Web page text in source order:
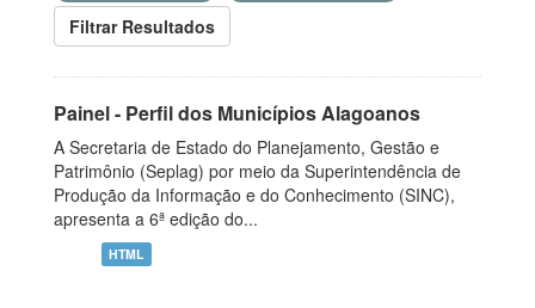
Filtrar Resultados
Painel - Perfil dos Municípios Alagoanos
A Secretaria de Estado do Planejamento, Gestão e
Patrimônio (Seplag) por meio da Superintendência de
Produção da Informação e do Conhecimento (SINC),
apresenta a 6ª edição do...
HTML